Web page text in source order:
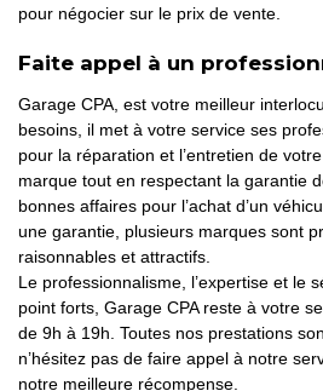
pour négocier sur le prix de vente.
Faite appel à un
Garage CPA, est votre meilleur
besoins, il met à votre service ses
pour la réparation et l’entretien de
marque tout en respectant la garantie
bonnes affaires pour l’achat d’un
une garantie, plusieurs marques sont
raisonnables et attractifs.
Le professionnalisme, l’expertise et le
point forts, Garage CPA reste à votre
de 9h à 19h. Toutes nos prestations
n’hésitez pas de faire appel à notre
notre meilleure récompense.